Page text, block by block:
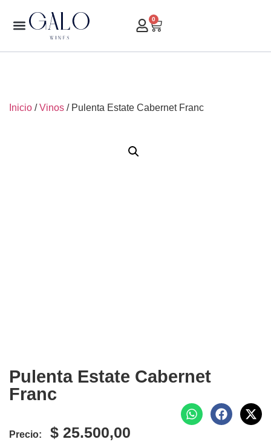
0
Inicio /Vinos / Pulenta Estate Cabernet Franc
Pulenta Estate Cabernet
Franc
Precio: $ 25.500,00